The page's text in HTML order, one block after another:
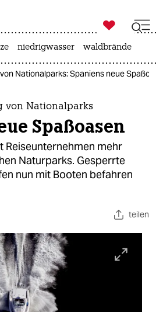
zahl ich
ich

taz zahl ich
niedrigwasser waldbrände
Nationalparks: Spaniens neue
von Nationalparks
Spaßoasen
Reiseunternehmen mehr
Naturparks. Gesperrte
nun mit Booten befahren
teilen